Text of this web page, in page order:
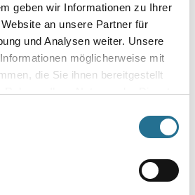
geben wir Informationen zu Ihrer
an unsere Partner für
und Analysen weiter. Unsere
möglicherweise mit
die Sie ihnen bereitgestellt
Rahmen Ihrer Nutzung der Dienste
zu
MPlus MultiVorstrich 10,0
kg EC1 Plus & Blauer
Engel NEU
8001-003349
Bitte einloggen, um Preise zu